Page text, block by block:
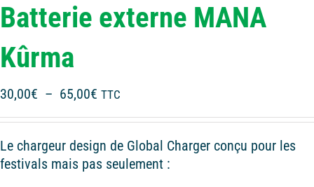
Batterie externe MANA
Kûrma
30,00€ – 65,00€ Plage
30,00€
à
TTC
Le chargeur design de Global Charger conçu pour les
festivals mais pas seulement :